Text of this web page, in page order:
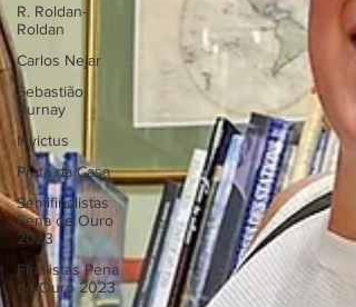
R. Roldan-
Roldan
Carlos Nejar
Sebastião
Burnay
Invictus
Prata da Casa
Semifinalistas
Pena de Ouro
2023
Finalistas Pena
de Ouro 2023